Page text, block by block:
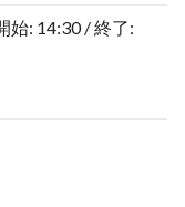
始: 14:30 / 終了: